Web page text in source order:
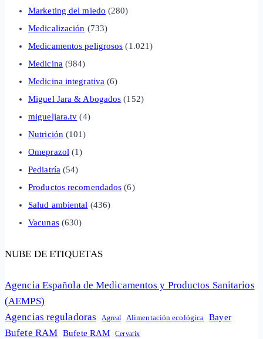
Marketing del miedo (280)
Medicalización (733)
Medicamentos peligrosos (1.021)
Medicina (984)
Medicina integrativa (6)
Miguel Jara & Abogados (152)
migueljara.tv (4)
Nutrición (101)
Omeprazol (1)
Pediatría (54)
Productos recomendados (6)
Salud ambiental (436)
Vacunas(630)
NUBE DE ETIQUETAS
Agencia Española de Medicamentos y Productos Sanitarios
(AEMPS)
Agencias reguladoras
Agreal Alimentación ecológica Bayer
Bufete RAM Bufete RAM Cervarix